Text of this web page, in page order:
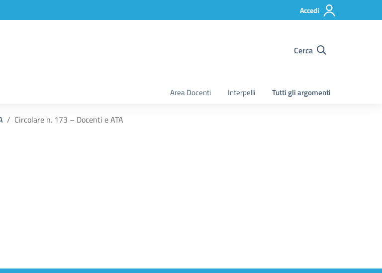
Accedi
Cerca
Area Docenti Interpelli Tutti gli argomenti
Circolare n. 173 – Docenti e ATA